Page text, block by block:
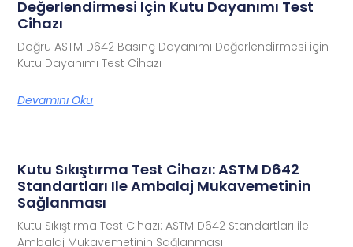
Değerlendirmesi Için Kutu Dayanımı Test
Cihazı
Doğru ASTM D642 Basınç Dayanımı Değerlendirmesi için
Kutu Dayanımı Test Cihazı
Devamını Oku
Kutu Sıkıştırma Test Cihazı: ASTM D642
Standartları Ile Ambalaj Mukavemetinin
Sağlanması
Kutu Sıkıştırma Test Cihazı: ASTM D642 Standartları ile
Ambalaj Mukavemetinin Sağlanması